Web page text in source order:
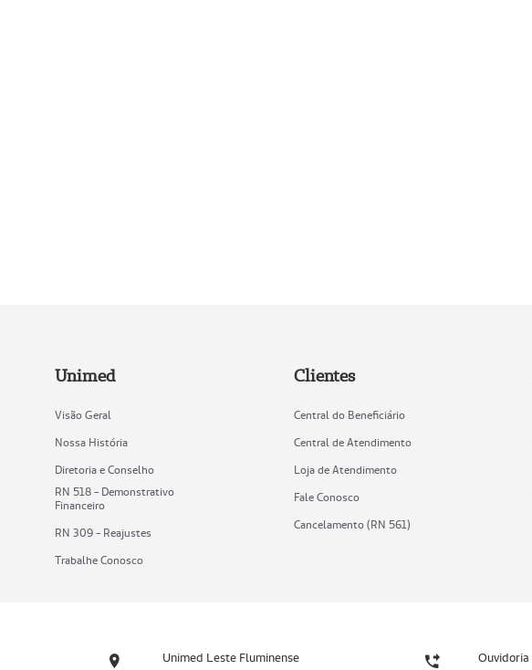
Unimed
Visão Geral
Nossa História
Diretoria e Conselho
RN 518 - Demonstrativo
Financeiro
RN 309 - Reajustes
Trabalhe Conosco
Clientes
Central do Beneficiário
Central de Atendimento
Loja de Atendimento
Fale Conosco
Cancelamento (RN 561)
Unimed Leste Fluminense Ouvidoria